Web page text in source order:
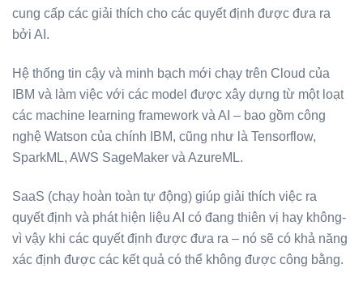
cung cấp các giải thích cho các quyết định được đưa ra
bởi AI.
Hệ thống tin cậy và minh bạch mới chạy trên Cloud của
IBM và làm việc với các model được xây dựng từ một loạt
các machine learning framework và AI – bao gồm công
nghệ Watson của chính IBM, cũng như là Tensorflow,
SparkML, AWS SageMaker và AzureML.
SaaS (chạy hoàn toàn tự động) giúp giải thích việc ra
quyết định và phát hiện liệu AI có đang thiên vị hay không-
vì vậy khi các quyết định được đưa ra – nó sẽ có khả năng
xác định được các kết quả có thể không được công bằng.